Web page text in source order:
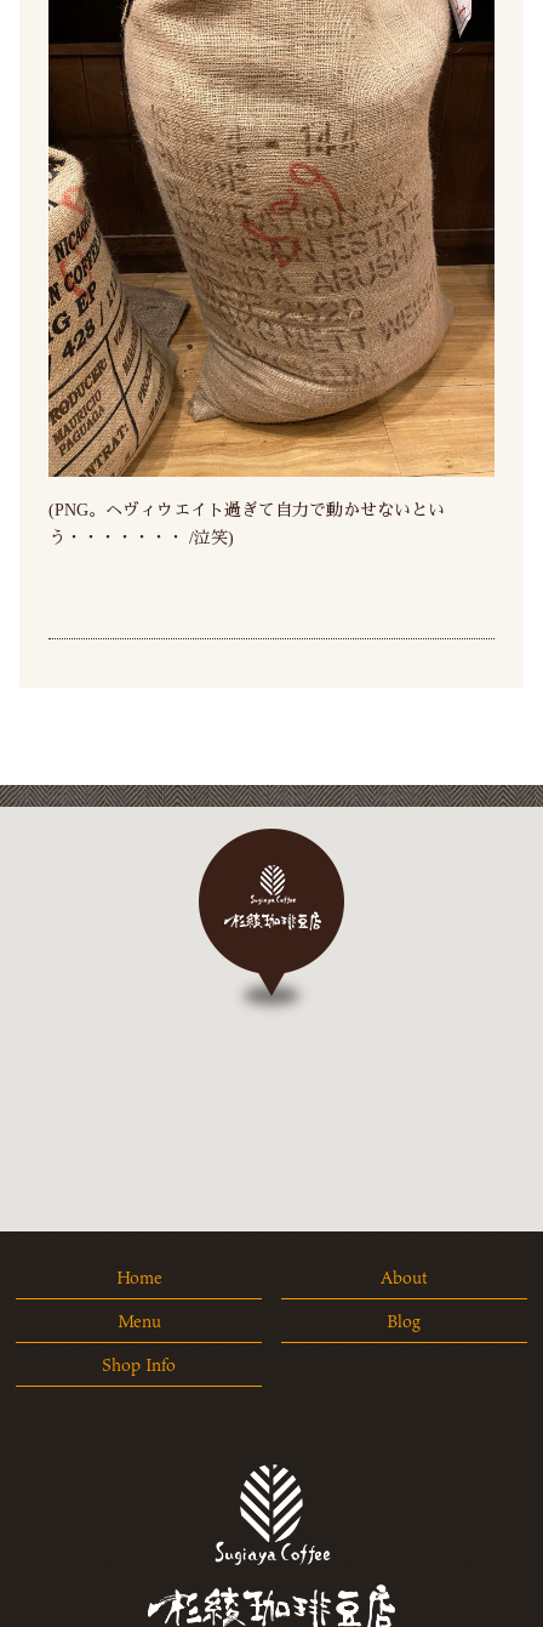
(PNG。ヘヴィウエイト過ぎて自力で動かせないとい
う・・・・・・・ /泣笑)
Home
About
Menu
Blog
Shop Info